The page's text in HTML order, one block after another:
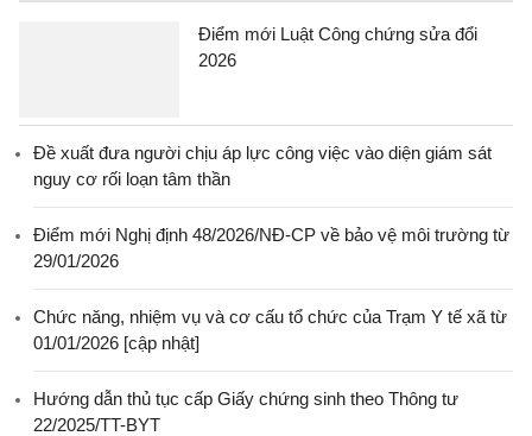
Điểm mới Luật Công chứng sửa đổi
2026
Đề xuất đưa người chịu áp lực công việc vào diện giám sát
nguy cơ rối loạn tâm thần
Điểm mới Nghị định 48/2026/NĐ-CP về bảo vệ môi trường từ
29/01/2026
Chức năng, nhiệm vụ và cơ cấu tổ chức của Trạm Y tế xã từ
01/01/2026 [cập nhật]
Hướng dẫn thủ tục cấp Giấy chứng sinh theo Thông tư
22/2025/TT-BYT